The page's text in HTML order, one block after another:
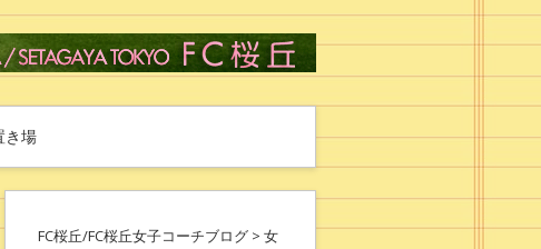
き場
FC桜丘/FC桜丘女子コーチブログ > 女